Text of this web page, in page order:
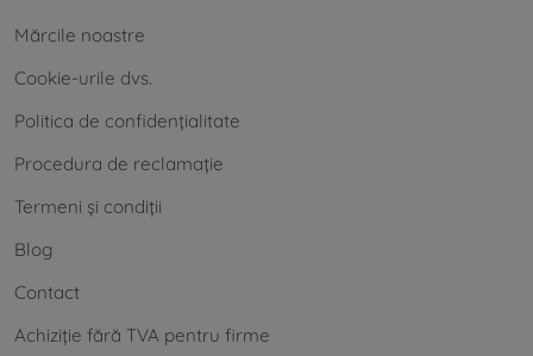
Mărcile noastre
Cookie-urile dvs.
Politica de confidențialitate
Procedura de reclamație
Termeni și condiții
Blog
Contact
Achiziție fără TVA pentru firme